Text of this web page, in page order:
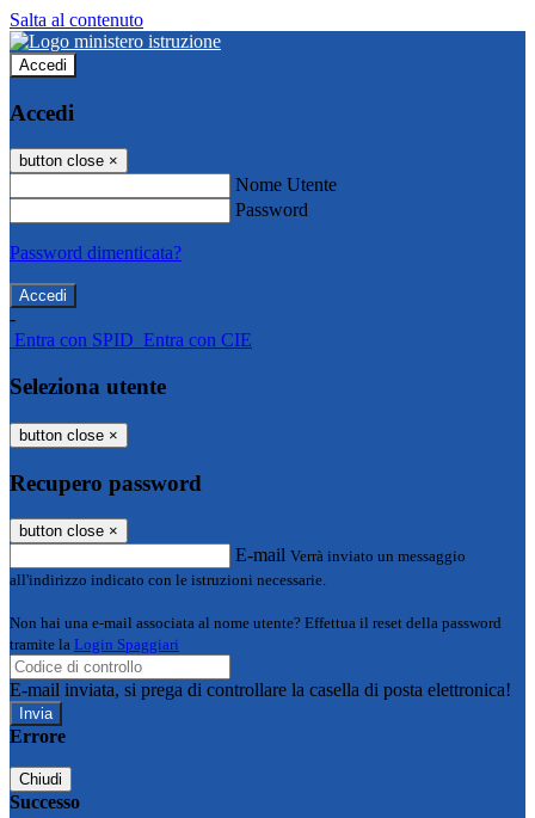
Salta al contenuto
Accedi
Accedi
button close ×
Nome Utente
Password
Password dimenticata?
-
Entra con SPID Entra con CIE
Seleziona utente
button close ×
Recupero password
button close ×
E-mail Verrà inviato un messaggio
all'indirizzo indicato con le istruzioni necessarie.
Non hai una e-mail associata al nome utente? Effettua il reset della password
tramite la Login Spaggiari
E-mail inviata, si prega di controllare la casella di posta elettronica!
Errore
Chiudi
Successo